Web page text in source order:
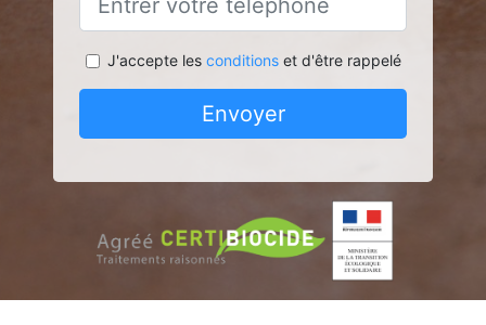
J'accepte les conditionset d'être rappelé
Envoyer